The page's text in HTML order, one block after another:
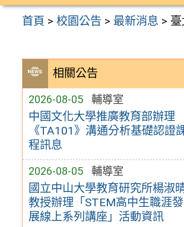
首頁 >校園公告 > 最新消息 >
相關公告
2026-08-05 輔導室
中國文化大學推廣教育部辦理
《TA101》溝通分析基礎認證
程訊息
2026-08-05 輔導室
國立中山大學教育研究所楊淑
教授辦理「STEM高中生職涯發
展線上系列講座」活動資訊